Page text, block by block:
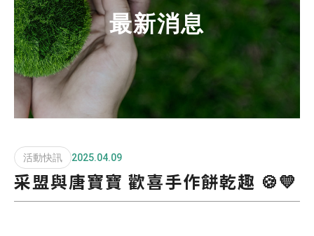
最新消息
活動快訊 2025.04.09
采盟與唐寶寶 歡喜手作餅乾趣 🍪💛